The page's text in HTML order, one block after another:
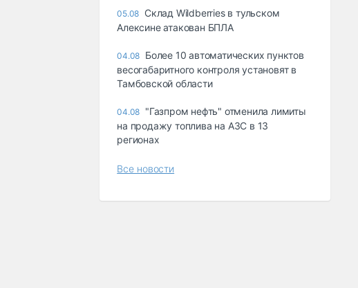
05.08 Склад Wildberries в тульском
Алексине атакован БПЛА
04.08 Более 10 автоматических пунктов
весогабаритного контроля установят в
Тамбовской области
04.08 "Газпром нефть" отменила лимиты
на продажу топлива на АЗС в 13
регионах
Все новости